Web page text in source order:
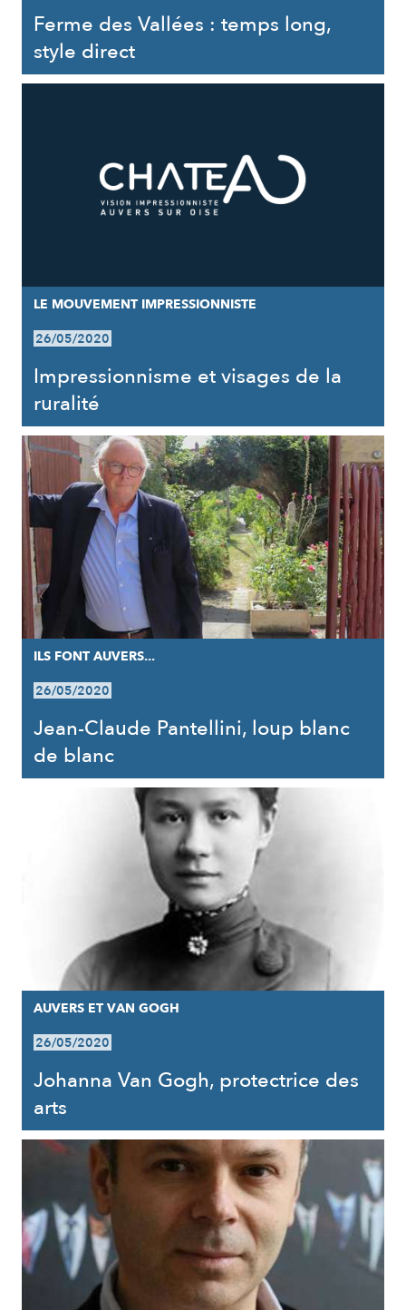
Ferme des Vallées : temps long,
style direct
LE MOUVEMENT IMPRESSIONNISTE
26/05/2020
Impressionnisme et visages de la
ruralité
ILS FONT AUVERS...
26/05/2020
Jean-Claude Pantellini, loup blanc
de blanc
AUVERS ET VAN GOGH
26/05/2020
Johanna Van Gogh, protectrice des
arts